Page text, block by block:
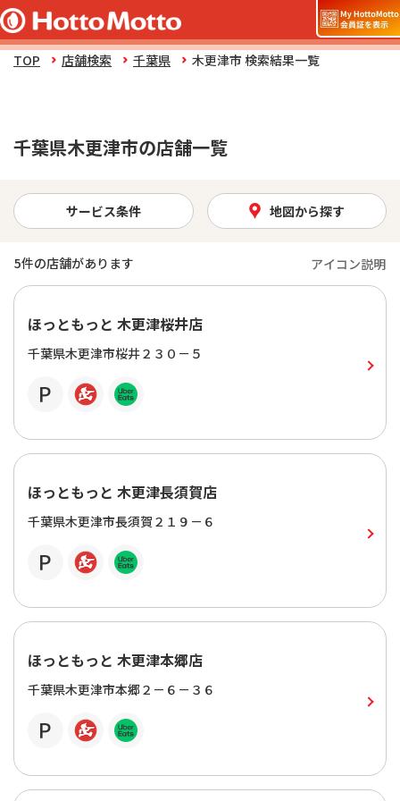
TOP 店舗検索 千葉県 木更津市 検索結果一覧
千葉県木更津市の店舗一覧
サービス条件 地図から探す
5件の店舗があります アイコン説明
ほっともっと 木更津桜井店
千葉県木更津市桜井２３０－５
ほっともっと 木更津長須賀店
千葉県木更津市長須賀２１９－６
ほっともっと 木更津本郷店
千葉県木更津市本郷２－６－３６